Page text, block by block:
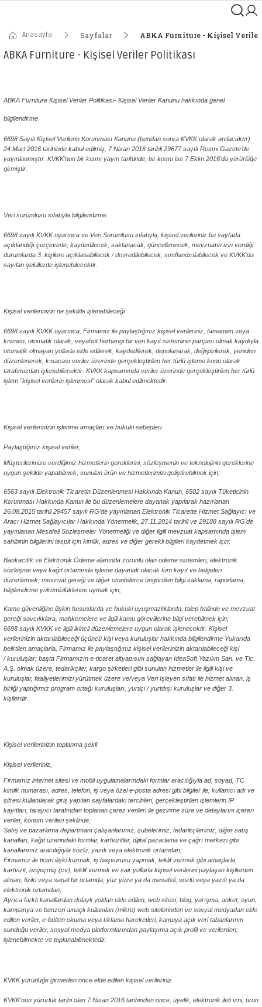
Anasayfa Sayfalar ABKA Furniture - Kişisel
ABKA Furniture - Kişisel Veriler Politikası
ABKA Furniture Kişisel Veriler Politikası- Kişisel Veriler Kanunu hakkında genel
bilgilendirme
6698 Sayılı Kişisel Verilerin Korunması Kanunu (bundan sonra KVKK olarak anılacaktır)
24 Mart 2016 tarihinde kabul edilmiş, 7 Nisan 2016 tarihli 29677 sayılı Resmi Gazete’de
yayınlanmıştır. KVKK’nun bir kısmı yayın tarihinde, bir kısmı ise 7 Ekim 2016’da yürürlüğe
girmiştir.
Veri sorumlusu sıfatıyla bilgilendirme
6698 sayılı KVKK uyarınca ve Veri Sorumlusu sıfatıyla, kişisel verileriniz bu sayfada
açıklandığı çerçevede; kaydedilecek, saklanacak, güncellenecek, mevzuatın izin verdiği
durumlarda 3. kişilere açıklanabilecek / devredilebilecek, sınıflandırılabilecek ve KVKK’da
sayılan şekillerde işlenebilecektir.
Kişisel verilerinizin ne şekilde işlenebileceği
6698 sayılı KVKK uyarınca, Firmamız ile paylaştığınız kişisel verileriniz, tamamen veya
kısmen, otomatik olarak, veyahut herhangi bir veri kayıt sisteminin parçası olmak kaydıyla
otomatik olmayan yollarla elde edilerek, kaydedilerek, depolanarak, değiştirilerek, yeniden
düzenlenerek, kısacası veriler üzerinde gerçekleştirilen her türlü işleme konu olarak
tarafımızdan işlenebilecektir. KVKK kapsamında veriler üzerinde gerçekleştirilen her türlü
işlem "kişisel verilerin işlenmesi” olarak kabul edilmektedir.
Kişisel verilerinizin işlenme amaçları ve hukuki sebepleri
Paylaştığınız kişisel veriler,
Müşterilerimize verdiğimiz hizmetlerin gereklerini, sözleşmenin ve teknolojinin gereklerine
uygun şekilde yapabilmek, sunulan ürün ve hizmetlerimizi geliştirebilmek için;
6563 sayılı Elektronik Ticaretin Düzenlenmesi Hakkında Kanun, 6502 sayılı Tüketicinin
Korunması Hakkında Kanun ile bu düzenlemelere dayanak yapılarak hazırlanan
26.08.2015 tarihli 29457 sayılı RG’de yayınlanan Elektronik Ticarette Hizmet Sağlayıcı ve
Aracı Hizmet Sağlayıcılar Hakkında Yönetmelik, 27.11.2014 tarihli ve 29188 sayılı RG’de
yayınlanan Mesafeli Sözleşmeler Yönetmeliği ve diğer ilgili mevzuat kapsamında işlem
sahibinin bilgilerini tespit için kimlik, adres ve diğer gerekli bilgileri kaydetmek için;
Bankacılık ve Elektronik Ödeme alanında zorunlu olan ödeme sistemleri, elektronik
sözleşme veya kağıt ortamında işleme dayanak olacak tüm kayıt ve belgeleri
düzenlemek; mevzuat gereği ve diğer otoritelerce öngörülen bilgi saklama, raporlama,
bilgilendirme yükümlülüklerine uymak için;
Kamu güvenliğine ilişkin hususlarda ve hukuki uyuşmazlıklarda, talep halinde ve mevzuat
gereği savcılıklara, mahkemelere ve ilgili kamu görevlilerine bilgi verebilmek için;
6698 sayılı KVKK ve ilgili ikincil düzenlemelere uygun olarak işlenecektir. Kişisel
verilerinizin aktarılabileceği üçüncü kişi veya kuruluşlar hakkında bilgilendirme Yukarıda
belirtilen amaçlarla, Firmamız ile paylaştığınız kişisel verilerinizin aktarılabileceği kişi
/ kuruluşlar; başta Firmamızın e-ticaret altyapısını sağlayan IdeaSoft Yazılım San. ve Tic.
A.Ş. olmak üzere, tedarikçiler, kargo şirketleri gibi sunulan hizmetler ile ilgili kişi ve
kuruluşlar, faaliyetlerimizi yürütmek üzere ve/veya Veri İşleyen sıfatı ile hizmet alınan, iş
birliği yaptığımız program ortağı kuruluşları, yurtiçi / yurtdışı kuruluşlar ve diğer 3.
kişilerdir.
Kişisel verilerinizin toplanma şekli
Kişisel verileriniz,
Firmamız internet sitesi ve mobil uygulamalarındaki formlar aracılığıyla ad, soyad, TC
kimlik numarası, adres, telefon, iş veya özel e-posta adresi gibi bilgiler ile; kullanıcı adı ve
şifresi kullanılarak giriş yapılan sayfalardaki tercihleri, gerçekleştirilen işlemlerin IP
kayıtları, tarayıcı tarafından toplanan çerez verileri ile gezinme süre ve detaylarını içeren
veriler, konum verileri şeklinde;
Satış ve pazarlama departmanı çalışanlarımız, şubelerimiz, tedarikçilerimiz, diğer satış
kanalları, kağıt üzerindeki formlar, kartvizitler, dijital pazarlama ve çağrı merkezi gibi
kanallarımız aracılığıyla sözlü, yazılı veya elektronik ortamdan;
Firmamız ile ticari ilişki kurmak, iş başvurusu yapmak, teklif vermek gibi amaçlarla,
kartvizit, özgeçmiş (cv), teklif vermek ve sair yollarla kişisel verilerini paylaşan kişilerden
alınan, fiziki veya sanal bir ortamda, yüz yüze ya da mesafeli, sözlü veya yazılı ya da
elektronik ortamdan;
Ayrıca farklı kanallardan dolaylı yoldan elde edilen, web sitesi, blog, yarışma, anket, oyun,
kampanya ve benzeri amaçlı kullanılan (mikro) web sitelerinden ve sosyal medyadan elde
edilen veriler, e-bülten okuma veya tıklama hareketleri, kamuya açık veri tabanlarının
sunduğu veriler, sosyal medya platformlarından paylaşıma açık profil ve verilerden;
işlenebilmekte ve toplanabilmektedir.
KVKK yürürlüğe girmeden önce elde edilen kişisel verileriniz
KVKK’nun yürürlük tarihi olan 7 Nisan 2016 tarihinden önce, üyelik, elektronik ileti izni, ürün